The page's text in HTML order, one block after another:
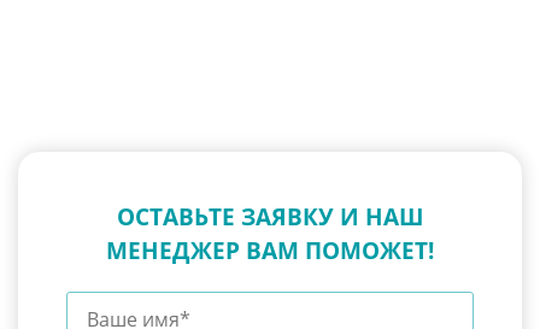
ОСТАВЬТЕ ЗАЯВКУ И НАШ
МЕНЕДЖЕР ВАМ ПОМОЖЕТ!